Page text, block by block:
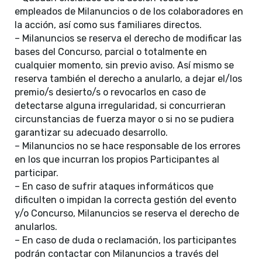
empleados de Milanuncios o de los colaboradores en
la acción, así como sus familiares directos.
– Milanuncios se reserva el derecho de modificar las
bases del Concurso, parcial o totalmente en
cualquier momento, sin previo aviso. Así mismo se
reserva también el derecho a anularlo, a dejar el/los
premio/s desierto/s o revocarlos en caso de
detectarse alguna irregularidad, si concurrieran
circunstancias de fuerza mayor o si no se pudiera
garantizar su adecuado desarrollo.
– Milanuncios no se hace responsable de los errores
en los que incurran los propios Participantes al
participar.
– En caso de sufrir ataques informáticos que
dificulten o impidan la correcta gestión del evento
y/o Concurso, Milanuncios se reserva el derecho de
anularlos.
– En caso de duda o reclamación, los participantes
podrán contactar con Milanuncios a través del